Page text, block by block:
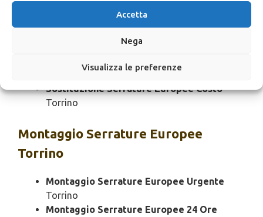
Accetta
Nega
Visualizza le preferenze
Sostituzione Serrature Europee Rapido
Sostituzione Serrature Europee Costo
Torrino
Montaggio Serrature Europee
Torrino
Montaggio Serrature Europee Urgente
Torrino
Montaggio Serrature Europee 24 Ore